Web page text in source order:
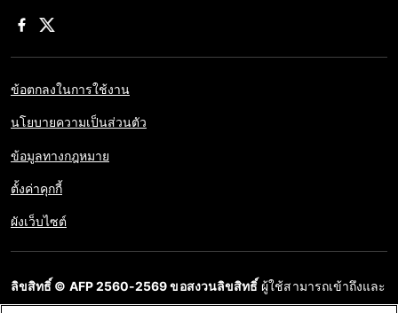
ข้อตกลงในการใช้งาน
นโยบายความเป็นส่วนตัว
ข้อมูลทางกฎหมาย
ตั้งค่าคุกกี้
ผังเว็บไซต์
ลิขสิทธิ์ © AFP 2560-2569 ขอสงวนลิขสิทธิ์ ผู้ใช้สามารถเข้าถึงและ